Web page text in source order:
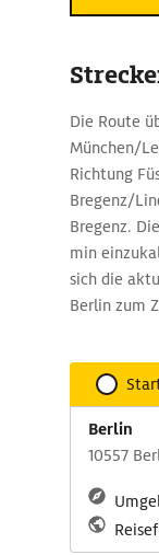
Die Route
München/
Richtung
Bregenz/
Bregenz.
min
sich die
Berlin zum
Berlin
10557